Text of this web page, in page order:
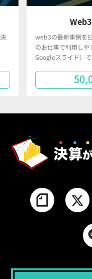
web3の最新事例を
のお仕事で利用しや
Googleスライド）で